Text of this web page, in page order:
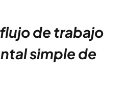
de trabajo
simple de